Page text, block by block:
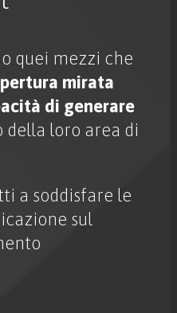
quei mezzi che
mirata
di generare
della loro area di
a soddisfare le
sul